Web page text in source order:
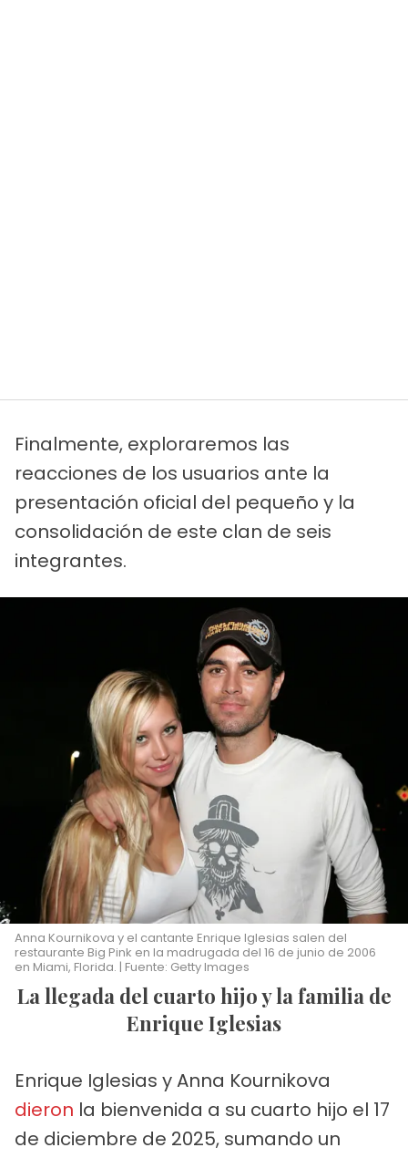
Finalmente, exploraremos las
reacciones de los usuarios ante la
presentación oficial del pequeño y la
consolidación de este clan de seis
integrantes.
Anna Kournikova y el cantante Enrique Iglesias salen del
restaurante Big Pink en la madrugada del 16 de junio de 2006
en Miami, Florida. | Fuente: Getty Images
La llegada del cuarto hijo y la familia de
Enrique Iglesias
Enrique Iglesias y Anna Kournikova
dieron la bienvenida a su cuarto hijo el 17
de diciembre de 2025, sumando un